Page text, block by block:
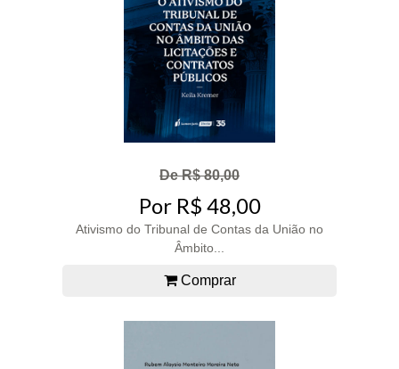
De R$ 80,00
Por R$ 48,00
Ativismo do Tribunal de Contas da União no
Âmbito...
Comprar